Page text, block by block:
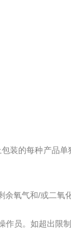
的每种产品单
气和/或二氧化碳
。如超出限